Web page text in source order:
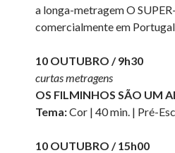
a longa-metragem O
comercialmente em
10 OUTUBRO / 9h30
curtas metragens
OS FILMINHOS SÃO UM
Tema:Cor | 40 min. | Pré-
10 OUTUBRO / 15h00